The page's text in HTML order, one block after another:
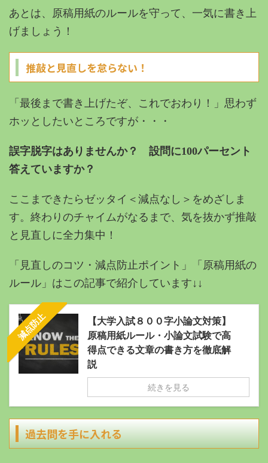
あとは、原稿用紙のルールを守って、一気に書き上
げましょう！
推敲と見直しを怠らない！
「最後まで書き上げたぞ、これでおわり！」思わず
ホッとしたいところですが・・・
誤字脱字はありませんか？ 設問に100パーセント
答えていますか？
ここまできたらゼッタイ＜減点なし＞をめざしま
す。 終わりのチャイムがなるまで、気を抜かず推敲
と見直しに全力集中！
「見直しのコツ・減点防止ポイント」「原稿用紙の
ルール」はこの記事で紹介しています↓↓
減点防止
【大学入試８００字小論文対策】
原稿用紙ルール・小論文試験で高
得点できる文章の書き方を徹底解
説
続きを見る
過去問を手に入れる